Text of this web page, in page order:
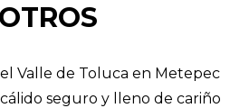
Valle de Toluca en Metepec
seguro y lleno de cariño